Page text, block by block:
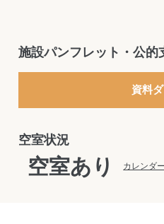
施設パンフレット・公的
資料
空室状況
空室あり カレンダ